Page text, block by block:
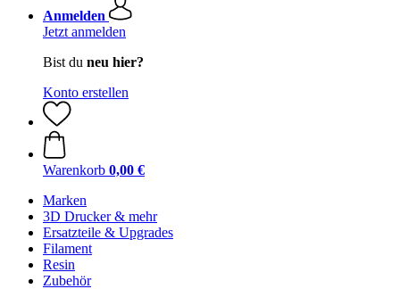
Anmelden
Jetzt anmelden
Bist du neu hier?
Konto erstellen
Warenkorb 0,00 €
Marken
3D Drucker & mehr
Ersatzteile & Upgrades
Filament
Resin
Zubehör